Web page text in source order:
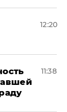
12:20
11:38